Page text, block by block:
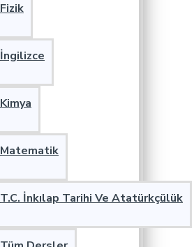
Fizik
İngilizce
Kimya
Matematik
T.C. İnkılap Tarihi Ve Atatürkçülük